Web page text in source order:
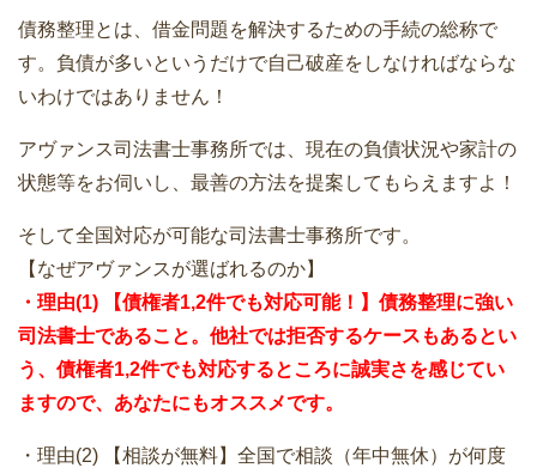
債務整理とは、借金問題を解決するための手続の総称で
す。負債が多いというだけで自己破産をしなければならな
いわけではありません！
アヴァンス司法書士事務所では、現在の負債状況や家計の
状態等をお伺いし、最善の方法を提案してもらえますよ！
そして全国対応が可能な司法書士事務所です。
【なぜアヴァンスが選ばれるのか】
・理由(1) 【債権者1,2件でも対応可能！】債務整理に強い
司法書士であること。他社では拒否するケースもあるとい
う、債権者1,2件でも対応するところに誠実さを感じてい
ますので、あなたにもオススメです。
・理由(2) 【相談が無料】全国で相談（年中無休）が何度